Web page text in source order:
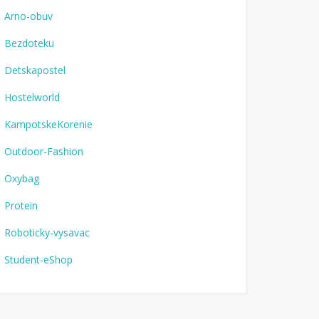
Arno-obuv
Bezdoteku
Detskapostel
Hostelworld
KampotskeKorenie
Outdoor-Fashion
Oxybag
Protein
Roboticky-vysavac
Student-eShop